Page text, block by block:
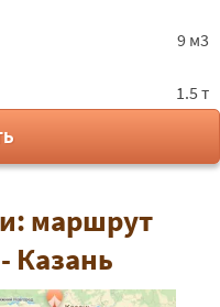
9 м3
1.5 т
маршрут
Казань